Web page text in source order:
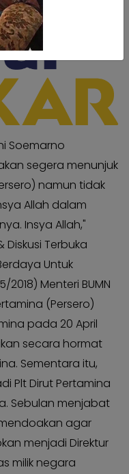
Soemarno
segera menunjuk
namun tidak
Allah dalam
Insya Allah,"
Terbuka
Untuk
Menteri BUMN
(Persero)
pada 20 April
secara hormat
Sementara itu,
Plt Dirut Pertamina
Sebulan menjabat
mendoakan agar
menjadi Direktur
milik negara